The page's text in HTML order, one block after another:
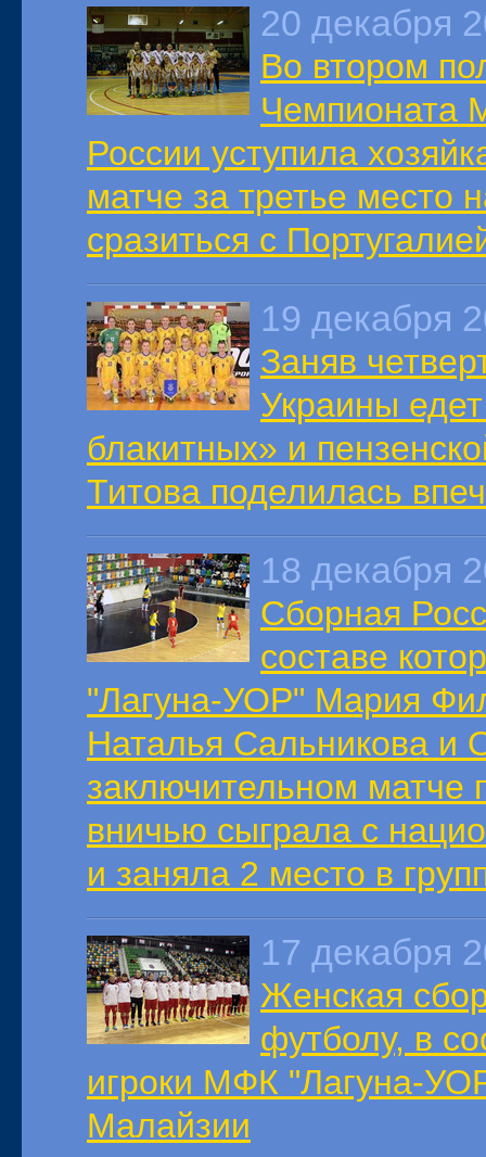
20 декабря
Во втором
Чемпионата
России уступила
матче за третье место
сразиться с
19 декабря
Заняв
Украины
блакитных» и
Титова поделилась
18 декабря
Сборная
составе
"Лагуна-УОР" Мария
Наталья Сальникова и
заключительном матче
вничью сыграла с
и заняла 2 место в
17 декабря
Женская
футболу, в
игроки МФК "Лагуна-
Малайзии